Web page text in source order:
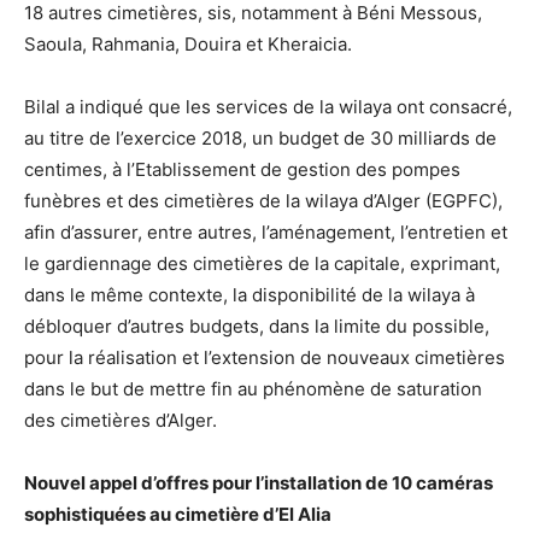
18 autres cimetières, sis, notamment à Béni Messous,
Saoula, Rahmania, Douira et Kheraicia.
Bilal a indiqué que les services de la wilaya ont consacré,
au titre de l’exercice 2018, un budget de 30 milliards de
centimes, à l’Etablissement de gestion des pompes
funèbres et des cimetières de la wilaya d’Alger (EGPFC),
afin d’assurer, entre autres, l’aménagement, l’entretien et
le gardiennage des cimetières de la capitale, exprimant,
dans le même contexte, la disponibilité de la wilaya à
débloquer d’autres budgets, dans la limite du possible,
pour la réalisation et l’extension de nouveaux cimetières
dans le but de mettre fin au phénomène de saturation
des cimetières d’Alger.
Nouvel appel d’offres pour l’installation de 10 caméras
sophistiquées au cimetière d’El Alia